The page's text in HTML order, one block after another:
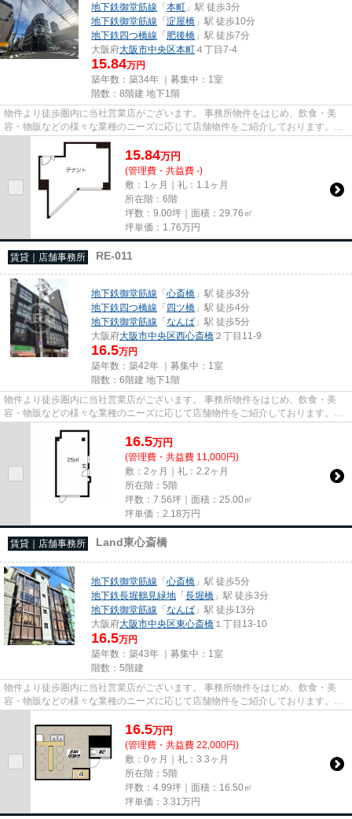
地下鉄御堂筋線 「本町 」駅 徒歩3分
地下鉄御堂筋線 「淀屋橋 」駅 徒歩10分
地下鉄四つ橋線 「肥後橋 」駅 徒歩7分
大阪府大阪市中央区本町 ４丁目7-4
15.84万円
築年数：築34年 ｜募集中： 1室
階数：8階建 地下1階
物件より徒歩圏内に当社営業店がございます。 事務所物件をはじめ、飲食・美
容・物販などの様々な業種のニーズに応じて店舗物件をご紹介しております。
尚、弊社ではおとり広告は一切...
15.84万円
(管理費・共益費 -)
敷：1ヶ月｜礼：1.1ヶ月
所在階：6階
坪数：9.00坪｜面積：29.76㎡
坪単価： 1.76万円
賃貸｜店舗事務所 RE-011
地下鉄御堂筋線 「心斎橋 」駅 徒歩3分
地下鉄四つ橋線 「四ツ橋 」駅 徒歩4分
地下鉄御堂筋線 「なんば 」駅 徒歩5分
大阪府大阪市中央区西心斎橋 ２丁目11-9
16.5万円
築年数：築42年 ｜募集中： 1室
階数：6階建 地下1階
物件より徒歩圏内に当社営業店がございます。 事務所物件をはじめ、飲食・美
容・物販などの様々な業種のニーズに応じて店舗物件をご紹介しております。
尚、弊社ではおとり広告は一切...
16.5万円
(管理費・共益費 11,000円)
敷：2ヶ月｜礼：2.2ヶ月
所在階：5階
坪数：7.56坪｜面積：25.00㎡
坪単価： 2.18万円
賃貸｜店舗事務所 Land東心斎橋
地下鉄御堂筋線 「心斎橋 」駅 徒歩5分
地下鉄長堀鶴見緑地 「長堀橋 」駅 徒歩3分
地下鉄御堂筋線 「なんば 」駅 徒歩13分
大阪府大阪市中央区東心斎橋 １丁目13-10
16.5万円
築年数：築43年 ｜募集中： 1室
階数：5階建
物件より徒歩圏内に当社営業店がございます。 事務所物件をはじめ、飲食・美
容・物販などの様々な業種のニーズに応じて店舗物件をご紹介しております。
尚、弊社ではおとり広告は一切...
16.5万円
(管理費・共益費 22,000円)
敷：0ヶ月｜礼：3.3ヶ月
所在階：5階
坪数：4.99坪｜面積：16.50㎡
坪単価： 3.31 万円